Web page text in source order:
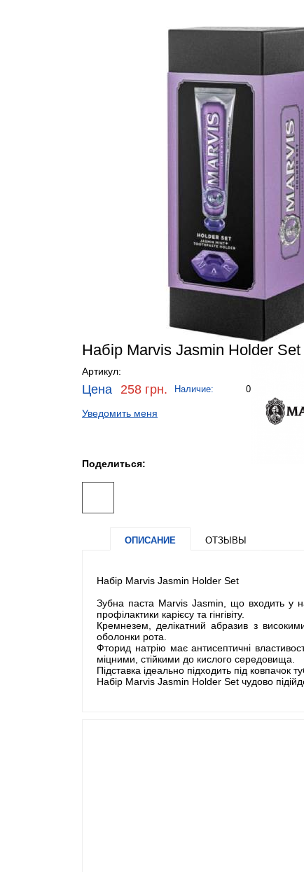
Набір Marvis Jasmin Holder Set
Артикул:
Цена 258 грн. Наличие: 0
Уведомить меня
Поделиться:
ОПИСАНИЕ ОТЗЫВЫ
Набір Marvis Jasmin Holder Set
Зубна паста Marvis Jasmin, що входить у
профілактики карієсу та гінгівіту.
Кремнезем, делікатний абразив з
оболонки рота.
Фторид натрію має антисептичні
міцними, стійкими до кислого середовища.
Підставка ідеально підходить під ковпачок
Набір Marvis Jasmin Holder Set чудово